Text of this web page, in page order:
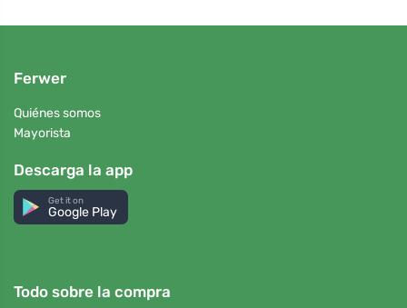
Ferwer
Quiénes somos
Mayorista
Descarga la app
Get it on
Google Play
Todo sobre la compra